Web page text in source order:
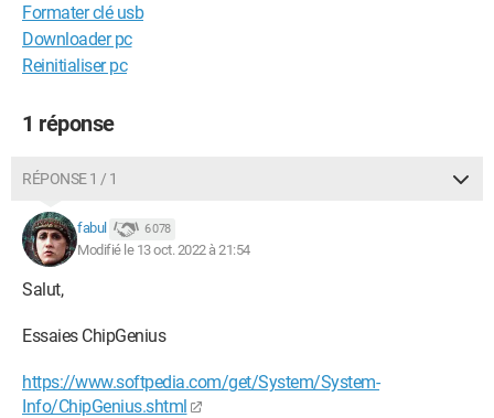
Windows / Chrome 106.0.0.0
Formater clé usb
Downloader pc
Reinitialiser pc
1 réponse
RÉPONSE 1 / 1
fabul 6 078
Modifié le 13 oct. 2022 à 21:54
Salut,
Essaies ChipGenius
https://www.softpedia.com/get/System/System-
Info/ChipGenius.shtml